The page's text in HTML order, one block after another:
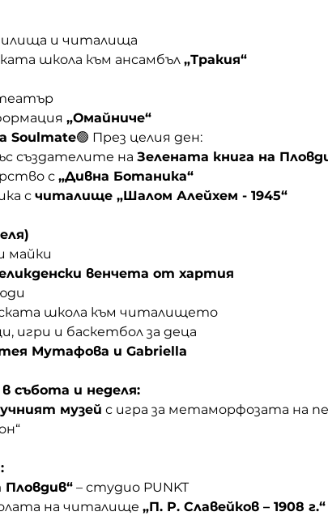
и читалища
школа към ансамбъл „Тракия“
„Омайниче“
Soulmate🟢 През целия ден:
създателите на Зелената книга на
с „Дивна Ботаника“
с читалище „Шалом Алейхем - 1945“
майки
венчета от хартия
школа към читалището
игри и баскетбол за деца
Мутафова и Gabriella
събота и неделя:
музей с игра за метаморфозата на
– студио PUNKT
на читалище „П. Р. Славейков – 1908 г.“